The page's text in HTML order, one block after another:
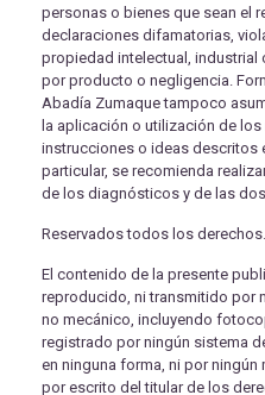
personas o bienes que sean el
declaraciones difamatorias,
propiedad intelectual,
por producto o negligencia.
Abadía Zumaque tampoco
la aplicación o utilización de
instrucciones o ideas descritos
particular, se recomienda
de los diagnósticos y de las
Reservados todos los derechos.
El contenido de la presente
reproducido, ni transmitido por
no mecánico, incluyendo
registrado por ningún sistema
en ninguna forma, ni por
por escrito del titular de los